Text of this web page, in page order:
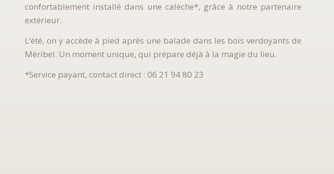
confortablement installé dans une calèche*, grâce à notre partenaire
extérieur.
L’été, on y accède à pied après une balade dans les bois verdoyants de
Méribel. Un moment unique, qui prépare déjà à la magie du lieu.
*Service payant, contact direct : 06 21 94 80 23